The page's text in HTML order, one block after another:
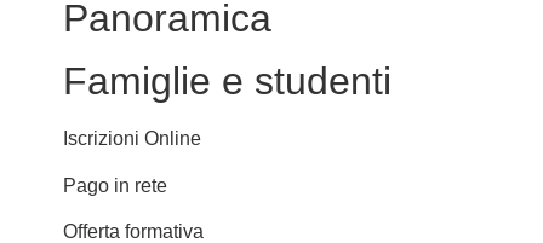
Panoramica
Famiglie e studenti
Iscrizioni Online
Pago in rete
Offerta formativa